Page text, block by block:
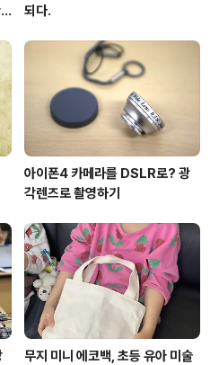
되다.
아이폰4 카메라를 DSLR로? 광
각렌즈로 촬영하기
무지 미니 에코백, 초등 유아 미술